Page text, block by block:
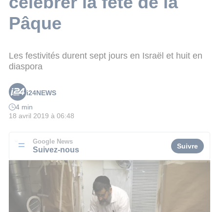
Pâque
Les festivités durent sept jours en Israël et huit en
diaspora
i24NEWS
4 min
18 avril 2019 à 06:48
Google News
Suivez-nous Suivre